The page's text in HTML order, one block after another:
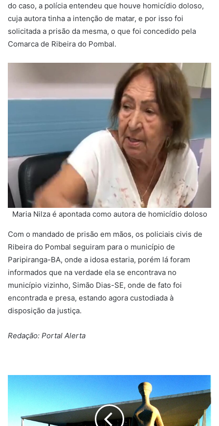
do caso, a polícia entendeu que houve homicídio doloso,
cuja autora tinha a intenção de matar, e por isso foi
solicitada a prisão da mesma, o que foi concedido pela
Comarca de Ribeira do Pombal.
Maria Nilza é apontada como autora de homicídio doloso
Com o mandado de prisão em mãos, os policiais civis de
Ribeira do Pombal seguiram para o município de
Paripiranga-BA, onde a idosa estaria, porém lá foram
informados que na verdade ela se encontrava no
município vizinho, Simão Dias-SE, onde de fato foi
encontrada e presa, estando agora custodiada à
disposição da justiça.
Redação: Portal Alerta